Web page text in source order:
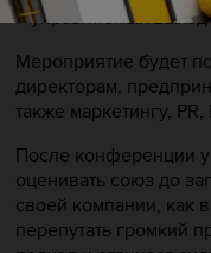
– управляемый
Мероприятие будет
директорам,
также маркетингу,
После конференции
оценивать союз до
своей компании, как
перепутать громкий